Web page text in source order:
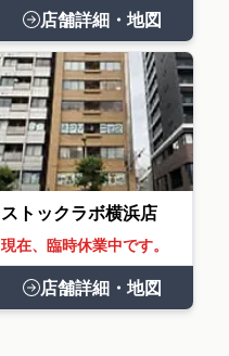
店舗詳細・地図
ストックラボ横浜店
現在、臨時休業中です。
店舗詳細・地図